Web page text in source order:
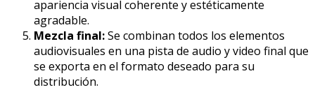
apariencia visual coherente y estéticamente
agradable.
Mezcla final:Se combinan todos los elementos
audiovisuales en una pista de audio y video final que
se exporta en el formato deseado para su
distribución.